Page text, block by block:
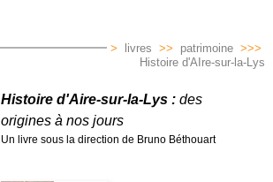
> livres >> patrimoine >>>
Histoire d'AIre-sur-la-Lys
Histoire d'Aire-sur-la-Lys : des
origines à nos jours
Un livre sous la direction de Bruno Béthouart